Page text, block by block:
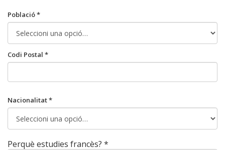
Població *
Codi Postal *
Nacionalitat *
Perquè estudies francès? *